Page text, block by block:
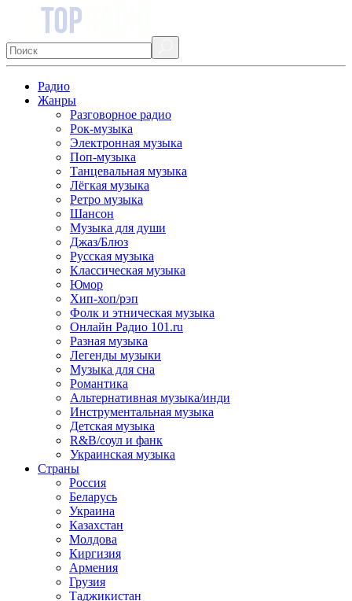
Радио
Жанры
Разговорное радио
Рок-музыка
Электронная музыка
Поп-музыка
Танцевальная музыка
Лёгкая музыка
Ретро музыка
Шансон
Музыка для души
Джаз/Блюз
Русская музыка
Классическая музыка
Юмор
Хип-хоп/рэп
Фолк и этническая музыка
Онлайн Радио 101.ru
Разная музыка
Легенды музыки
Музыка для сна
Романтика
Альтернативная музыка/инди
Инструментальная музыка
Детская музыка
R&B/cоул и фанк
Украинская музыка
Страны
Россия
Беларусь
Украина
Казахстан
Молдова
Киргизия
Армения
Грузия
Таджикистан